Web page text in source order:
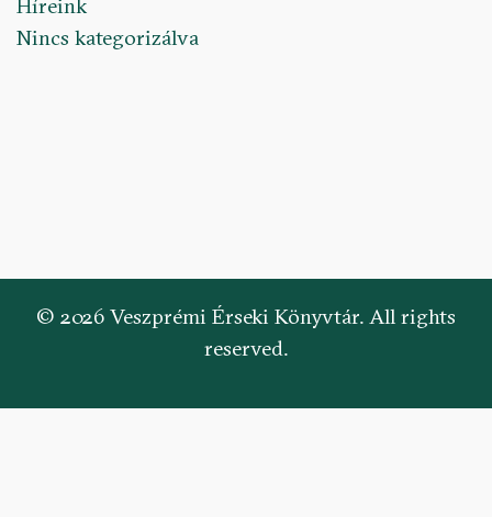
Híreink
Nincs kategorizálva
© 2026 Veszprémi Érseki Könyvtár. All rights
reserved.